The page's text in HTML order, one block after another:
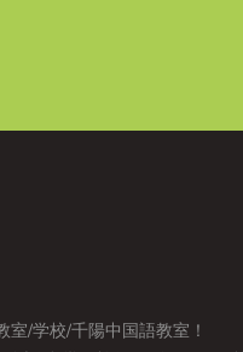
/学校/千陽中国語教室！